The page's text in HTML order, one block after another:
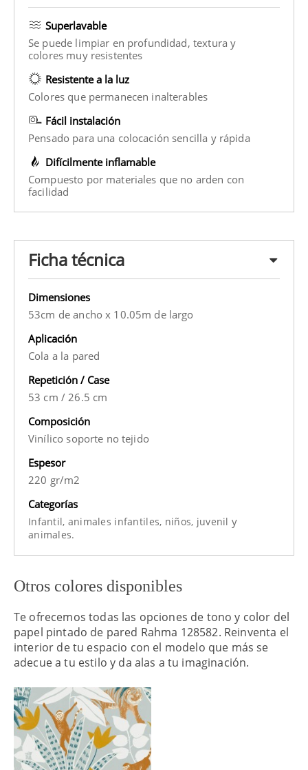
Superlavable
Se puede limpiar en profundidad, textura y
colores muy resistentes
Resistente a la luz
Colores que permanecen inalterables
Fácil instalación
Pensado para una colocación sencilla y rápida
Difícilmente inflamable
Compuesto por materiales que no arden con
facilidad
Ficha técnica
Dimensiones
53cm de ancho x 10.05m de largo
Aplicación
Cola a la pared
Repetición / Case
53 cm /26.5 cm
Composición
Vinílico soporte no tejido
Espesor
220 gr/m2
Categorías
Infantil, animales infantiles, niños, juvenil y
animales.
Otros colores disponibles
Te ofrecemos todas las opciones de tono y color del
papel pintado de pared Rahma 128582. Reinventa el
interior de tu espacio con el modelo que más se
adecue a tu estilo y da alas a tu imaginación.